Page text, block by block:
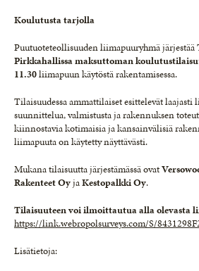
Koulutusta tarjolla
Puutuoteteollisuuden liimapuuryhmä järjestää
Pirkkahallissa maksuttoman
11.30liimapuun käytöstä rakentamisessa.
Tilaisuudessa ammattilaiset esittelevät
suunnittelua, valmistusta ja rakennuksen
kiinnostavia kotimaisia ja kansainvälisiä
liimapuuta on käytetty näyttävästi.
Mukana tilaisuutta järjestämässä ovat
Rakenteet OyjaKestopalkki Oy.
Tilaisuuteen voi ilmoittautua alla olevasta
https://link.webropolsurveys.com/S/
Lisätietoja: